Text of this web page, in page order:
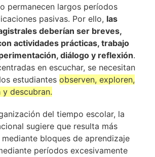
permanecen largos períodos
pasivas. Por ello, las
deberían ser breves,
actividades prácticas, trabajo
diálogo y reflexión.
en escuchar, se necesitan
estudiantes observen, exploren,
descubran.
del tiempo escolar, la
sugiere que resulta más
bloques de aprendizaje
períodos excesivamente